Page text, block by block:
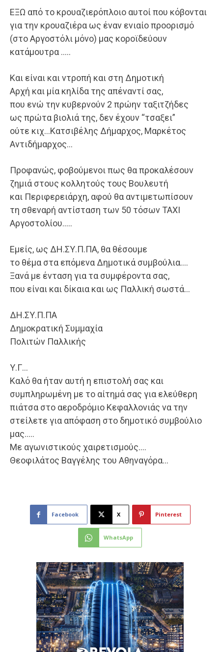
ΕΞΩ από το κρουαζιερόπλοιο αυτοί που κόβονται
για την κρουαζιέρα ως έναν ενιαίο προορισμό
(στο Αργοστόλι μόνο) μας κοροϊδεύουν
κατάμουτρα …..
Και είναι και ντροπή και στη Δημοτική
Αρχή και μία κηλίδα της απέναντί σας,
που ενώ την κυβερνούν 2 πρώην ταξιτζήδες
ως πρώτα βιολιά της, δεν έχουν “τσαξει”
ούτε κιχ…Κατσιβέλης Δήμαρχος, Μαρκέτος
Αντιδήμαρχος…
Προφανώς, φοβούμενοι πως θα προκαλέσουν
ζημιά στους κολλητούς τους Βουλευτή
και Περιφερειάρχη, αφού θα αντιμετωπίσουν
τη σθεναρή αντίσταση των 50 τόσων ΤΑΧΙ
Αργοστολίου…..
Εμείς, ως ΔΗ.ΣΥ.Π.ΠΑ, θα θέσουμε
το θέμα στα επόμενα Δημοτικά συμβούλια….
Ξανά με ένταση για τα συμφέροντα σας,
που είναι και δίκαια και ως Παλλική σωστά…
ΔΗ.ΣΥ.Π.ΠΑ
Δημοκρατική Συμμαχία
Πολιτών Παλλικής
Υ.Γ…
Καλό θα ήταν αυτή η επιστολή σας και
συμπληρωμένη με το αίτημά σας για ελεύθερη
πιάτσα στο αεροδρόμιο Κεφαλλονιάς να την
στείλετε για απόφαση στο δημοτικό συμβούλιο
μας…..
Με αγωνιστικούς χαιρετισμούς….
Θεοφιλάτος Βαγγέλης του Αθηναγόρα…
Facebook X Pinterest
WhatsApp